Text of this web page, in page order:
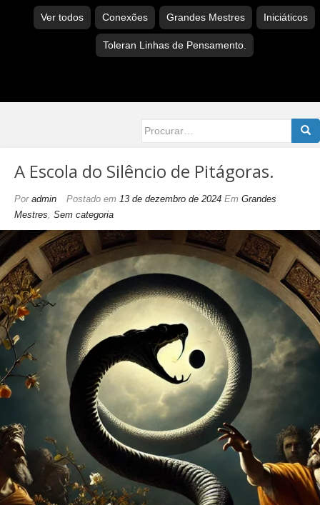
Ver todos Conexões Grandes Mestres Iniciáticos
Toleran Linhas de Pensamento.
for:
A Escola do Silêncio de Pitágoras.
Por admin Postado em 13 de dezembro de 2024 Em Grandes
Mestres, Sem categoria